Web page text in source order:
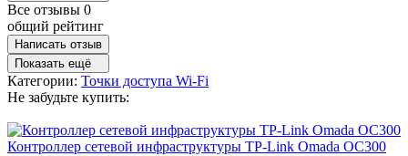
Все отзывы 0
общий рейтинг
Написать отзыв
Показать ещё
Категории: Точки доступа Wi-Fi
Не забудьте купить:
Контроллер сетевой инфраструктуры TP-Link Omada OC300